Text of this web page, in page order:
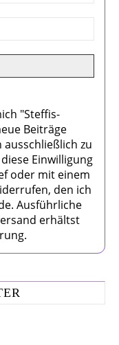
"Steffis-
Beiträge
zu
Einwilligung
oder mit einem
den ich
Ausführliche
erhältst